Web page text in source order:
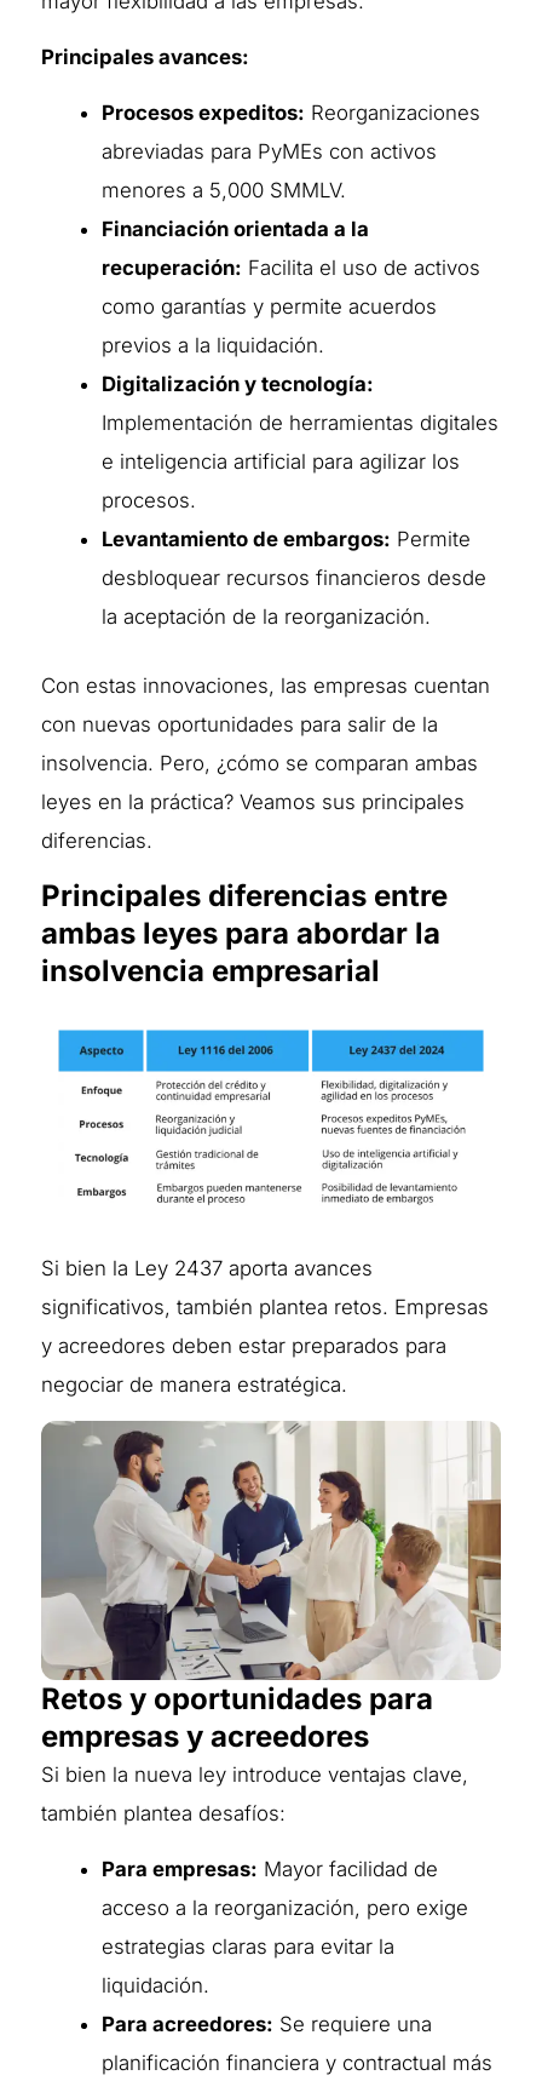
Principales avances:
Procesos expeditos: Reorganizaciones
abreviadas para PyMEs con activos
menores a 5,000 SMMLV.
Financiación orientada a la
recuperación: Facilita el uso de activos
como garantías y permite acuerdos
previos a la liquidación.
Digitalización y tecnología:
Implementación de herramientas digitales
e inteligencia artificial para agilizar los
procesos.
Levantamiento de embargos: Permite
desbloquear recursos financieros desde
la aceptación de la reorganización.
Con estas innovaciones, las empresas cuentan
con nuevas oportunidades para salir de la
insolvencia. Pero, ¿cómo se comparan ambas
leyes en la práctica? Veamos sus principales
diferencias.
Principales diferencias entre
ambas leyes para abordar la
insolvencia empresarial
Si bien la Ley 2437 aporta avances
significativos, también plantea retos. Empresas
y acreedores deben estar preparados para
negociar de manera estratégica.
Retos y oportunidades para
empresas y acreedores
Si bien la nueva ley introduce ventajas clave,
también plantea desafíos:
Para empresas: Mayor facilidad de
acceso a la reorganización, pero exige
estrategias claras para evitar la
liquidación.
Para acreedores: Se requiere una
planificación financiera y contractual más